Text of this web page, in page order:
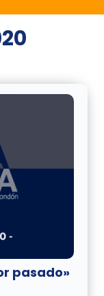
pasado»